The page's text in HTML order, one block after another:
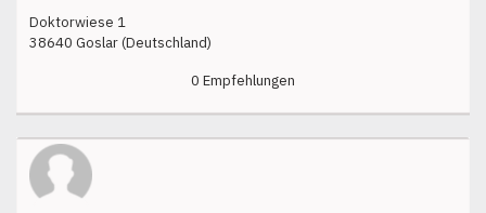
Doktorwiese 1
38640 Goslar (Deutschland)
0 Empfehlungen